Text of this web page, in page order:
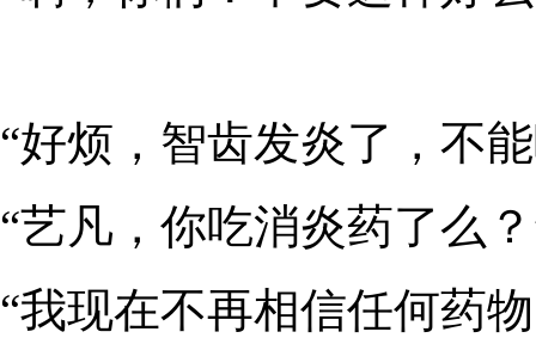
“好烦，智齿发炎了，不
“艺凡，你吃消炎药了么
“我现在不再相信任何药